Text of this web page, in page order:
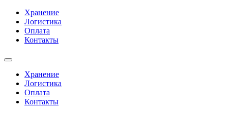
Хранение
Логистика
Оплата
Контакты
Хранение
Логистика
Оплата
Контакты